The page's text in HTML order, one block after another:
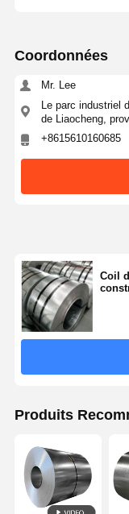
Coordonnées
Mr. Lee
Le parc industriel
de Liaocheng,
+8615610160685
Coil
Produits